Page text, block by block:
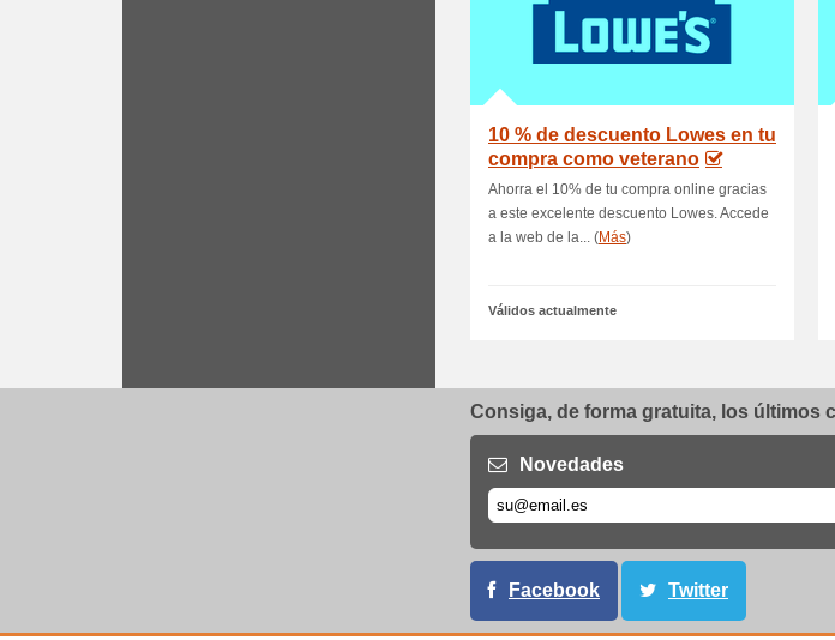
10 % de descuento Lowes en tu
compra como veterano
Ahorra el 10% de tu compra online gracias
a este excelente descuento Lowes. Accede
a la web de la... (Más)
Válidos actualmente
Consiga, de forma gratuita, los últimos
Novedades
Facebook Twitter